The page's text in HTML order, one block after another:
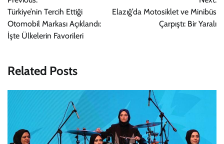
gezinmesi
Türkiye’nin Tercih Ettiği
Otomobil Markası Açıklandı:
İşte Ülkelerin Favorileri
Elazığ’da Motosiklet ve Minibüs
Çarpıştı: Bir Yaralı
Related Posts